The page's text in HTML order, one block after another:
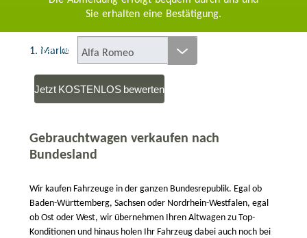
Sie erhalten eine Bestätigung.
Jetzt Ihr Auto bewerten lassen:
1. Marke Alfa Romeo
Jetzt KOSTENLOS bewerten
Gebrauchtwagen verkaufen nach
Bundesland
Wir kaufen Fahrzeuge in der ganzen Bundesrepublik. Egal ob
Baden-Württemberg, Sachsen oder Nordrhein-Westfalen, egal
ob Ost oder West, wir übernehmen Ihren Altwagen zu Top-
Konditionen und hinaus holen Ihr Fahrzeug dabei auch noch bei